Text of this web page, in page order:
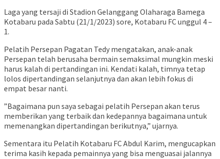
Laga yang tersaji di Stadion Gelanggang Olaharaga Bamega
Kotabaru pada Sabtu (21/1/2023) sore, Kotabaru FC unggul 4 –
1.
Pelatih Persepan Pagatan Tedy mengatakan, anak-anak
Persepan telah berusaha bermain semaksimal mungkin meski
harus kalah di pertandingan ini. Kendati kalah, timnya tetap
lolos dipertandingan selanjutnya dan akan lebih fokus di
empat besar nanti.
”Bagaimana pun saya sebagai pelatih Persepan akan terus
memberikan yang terbaik dan kedepannya bagaimana untuk
memenangkan dipertandingan berikutnya,” ujarnya.
Sementara itu Pelatih Kotabaru FC Abdul Karim, mengucapkan
terima kasih kepada pemainnya yang bisa menguasai jalannya